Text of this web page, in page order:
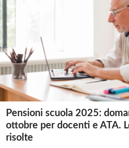
Pensioni scuola 2025:
ottobre per docenti e ATA.
risolte